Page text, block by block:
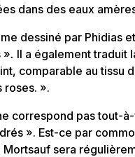
dans des eaux
dessiné par Phidias
». Il a également traduit
comparable au tissu
roses. ».
correspond pas tout-
». Est-ce par
sera